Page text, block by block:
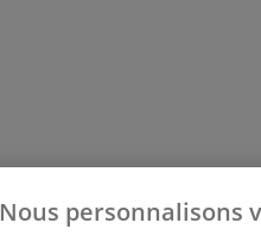
Nous personnalisons